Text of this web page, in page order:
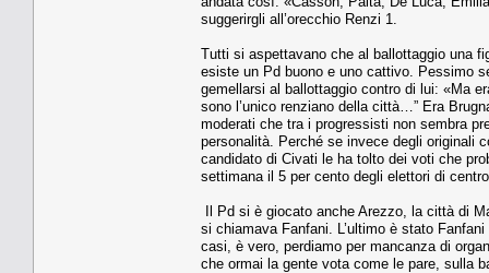
suggerirgli all’orecchio Renzi 1.
Tutti si aspettavano che al ballottaggio una
esiste un Pd buono e uno cattivo. Pessimo
gemellarsi al ballottaggio contro di lui: «Ma
sono l’unico renziano della città…” Era
moderati che tra i progressisti non sembra
personalità. Perché se invece degli originali
candidato di Civati le ha tolto dei voti che
settimana il 5 per cento degli elettori di
Il Pd si è giocato anche Arezzo, la città di
si chiamava Fanfani. L’ultimo è stato
casi, è vero, perdiamo per mancanza di
che ormai la gente vota come le pare, sulla